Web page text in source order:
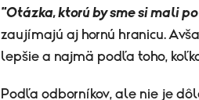
"Otázka, ktorú by sme si mali
zaujímajú aj hornú hranicu.
lepšie a najmä podľa toho,
Podľa odborníkov, ale nie je